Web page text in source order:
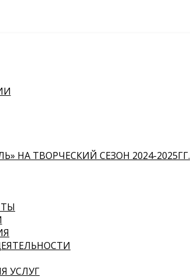
НА ТВОРЧЕСКИЙ СЕЗОН 2024-2025ГГ.
УСЛУГ